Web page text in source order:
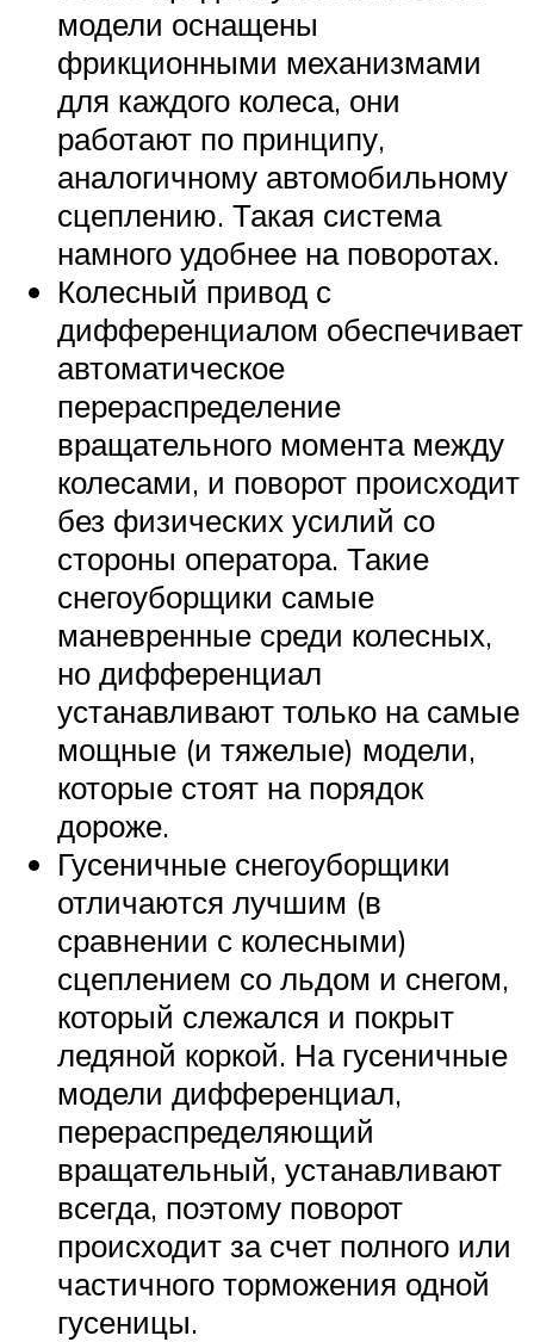
модели оснащены
фрикционными механизмами
для каждого колеса, они
работают по принципу,
аналогичному автомобильному
сцеплению. Такая система
намного удобнее на поворотах.
Колесный привод с
дифференциалом обеспечивает
автоматическое
перераспределение
вращательного момента между
колесами, и поворот происходит
без физических усилий со
стороны оператора. Такие
снегоуборщики самые
маневренные среди колесных,
но дифференциал
устанавливают только на самые
мощные (и тяжелые) модели,
которые стоят на порядок
дороже.
Гусеничные снегоуборщики
отличаются лучшим (в
сравнении с колесными)
сцеплением со льдом и снегом,
который слежался и покрыт
ледяной коркой. На гусеничные
модели дифференциал,
перераспределяющий
вращательный, устанавливают
всегда, поэтому поворот
происходит за счет полного или
частичного торможения одной
гусеницы.